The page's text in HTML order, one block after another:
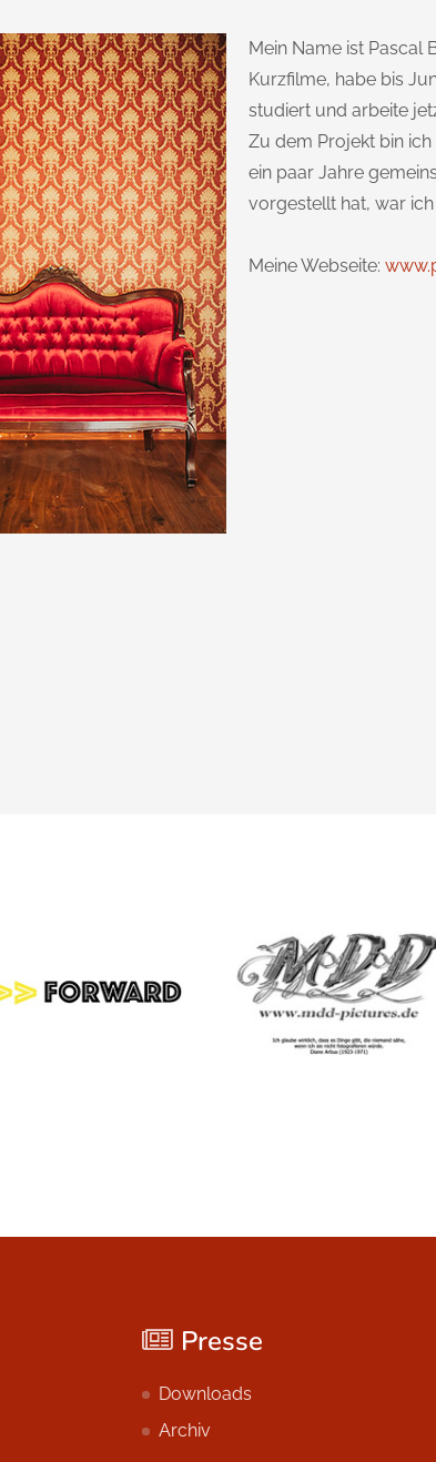
Mein Name ist Pascal
Kurzfilme, habe bis
studiert und arbeite
Zu dem Projekt bin
ein paar Jahre
vorgestellt hat, war
Meine Webseite:
Presse
Downloads
Archiv